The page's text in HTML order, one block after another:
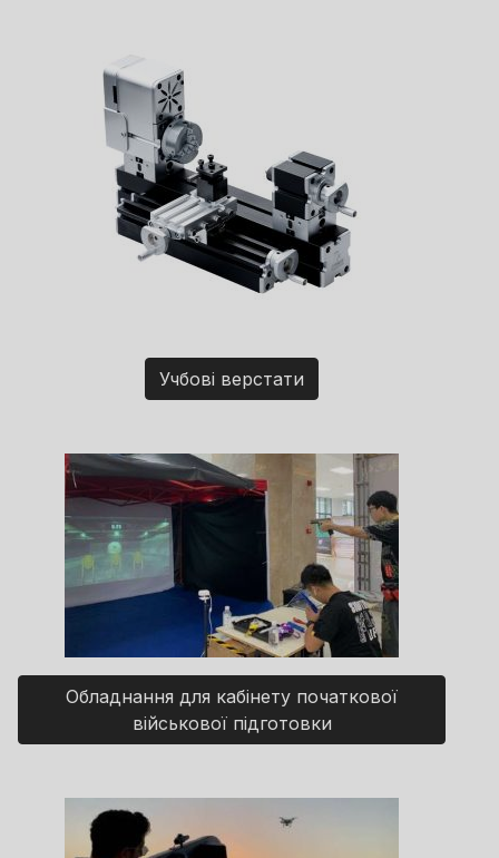
Учбові верстати
Обладнання для кабінету початкової
військової підготовки